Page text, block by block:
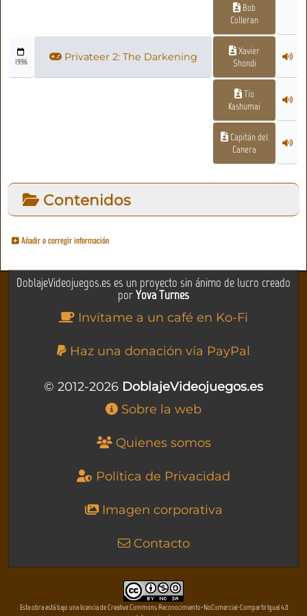
Bob
Colleran
1996 Privateer 2: The Darkening
Xavier
Shondi
Tío
Kashumai
Capitán del
Canera
Contenidos
Añadir o corregir información
DoblajeVideojuegos.es es un proyecto sin ánimo de lucro creado
porYova Turnes
Invítame a un café en Ko-Fi
Haz una donación vía PayPal
© 2012-2026 DoblajeVideojuegos.es
Sobre la web
Quienes somos
Política de Privacidad
Imagen corporativa
Contacto
Esta obra está bajo una licencia de Creative Commons Reconocimiento-NoComercial-CompartirIgual 4.0